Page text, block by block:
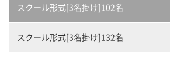
スクール形式[3名掛け]102名
スクール形式[3名掛け]132名